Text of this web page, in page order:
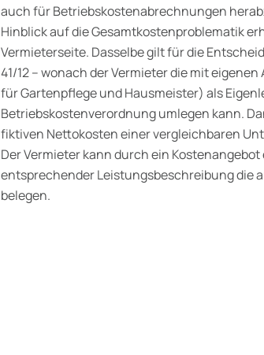
auch für Betriebskostenabrechnungen
Hinblick auf die Gesamtkostenproblematik
Vermieterseite. Dasselbe gilt für die
41/12 – wonach der Vermieter die mit
für Gartenpflege und Hausmeister) als
Betriebskostenverordnung umlegen kann.
fiktiven Nettokosten einer vergleichbaren
Der Vermieter kann durch ein
entsprechender Leistungsbeschreibung die
belegen.